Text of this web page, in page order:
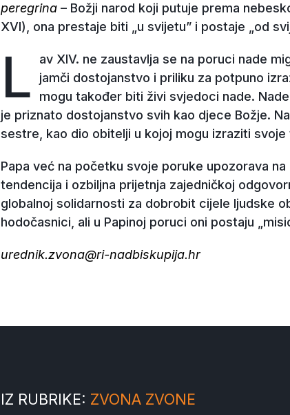
peregrina – Božji narod koji putuje prema
XVI), ona prestaje biti „u svijetu” i postaje „od
L
av XIV. ne zaustavlja se na poruci nade
jamči dostojanstvo i priliku za potpuno
mogu također biti živi svjedoci nade.
je priznato dostojanstvo svih kao djece Božje.
sestre, kao dio obitelji u kojoj mogu izraziti
Papa već na početku svoje poruke upozorava
tendencija i ozbiljna prijetnja zajedničkoj
globalnoj solidarnosti za dobrobit cijele ljudske
hodočasnici, ali u Papinoj poruci oni postaju
urednik.zvona@ri-nadbiskupija.hr
IZ RUBRIKE: ZVONA ZVONE